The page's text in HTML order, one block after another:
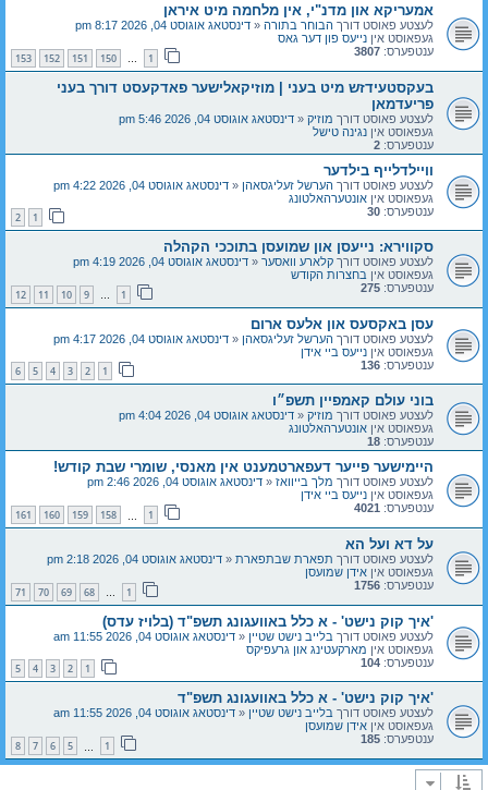
אמעריקא און מדנ"י, אין מלחמה מיט איראן
לעצטע פאוסט דורך הבוחר בתורה « דינסטאג אוגוסט 04, 2026 8:17 pm
געפאוסט אין נייעס פון דער גאס
ענטפערס: 3807
1
…
150
151
152
153
בעקסטעידזש מיט בעני | מוזיקאלישער פאדקעסט דורך בעני
פריעדמאן
לעצטע פאוסט דורך מוזיק « דינסטאג אוגוסט 04, 2026 5:46 pm
געפאוסט אין נגינה טישל
ענטפערס: 2
וויילדלייף בילדער
לעצטע פאוסט דורך הערשל זעליגסאהן « דינסטאג אוגוסט 04, 2026 4:22 pm
געפאוסט אין אונטערהאלטונג
ענטפערס: 30
1
2
סקווירא: נייעסן און שמועסן בתוככי הקהלה
לעצטע פאוסט דורך קלארע וואסער « דינסטאג אוגוסט 04, 2026 4:19 pm
געפאוסט אין בחצרות הקודש
ענטפערס: 275
1
…
9
10
11
12
עסן באקסעס און אלעס ארום
לעצטע פאוסט דורך הערשל זעליגסאהן « דינסטאג אוגוסט 04, 2026 4:17 pm
געפאוסט אין נייעס ביי אידן
ענטפערס: 136
1
2
3
4
5
6
בוני עולם קאמפיין תשפ״ו
לעצטע פאוסט דורך מוזיק « דינסטאג אוגוסט 04, 2026 4:04 pm
געפאוסט אין אונטערהאלטונג
ענטפערס: 18
היימישער פייער דעפארטמענט אין מאנסי, שומרי שבת קודש!
לעצטע פאוסט דורך מלך בייוואז « דינסטאג אוגוסט 04, 2026 2:46 pm
געפאוסט אין נייעס ביי אידן
ענטפערס: 4021
1
158
159
160
161
על דא ועל הא
לעצטע פאוסט דורך תפארת שבתפארת « דינסטאג אוגוסט 04, 2026 2:18 pm
געפאוסט אין אידן שמועסן
ענטפערס: 1756
1
…
68
69
70
71
'איך קוק נישט' - א כלל באוועגונג תשפ"ד (בלויז עדס)
לעצטע פאוסט דורך בלייב נישט שטיין « דינסטאג אוגוסט 04, 2026 11:55 am
געפאוסט אין מארקעטינג און גרעפיקס
ענטפערס: 104
1
2
3
4
5
'איך קוק נישט' - א כלל באוועגונג תשפ"ד
לעצטע פאוסט דורך בלייב נישט שטיין « דינסטאג אוגוסט 04, 2026 11:55 am
געפאוסט אין אידן שמועסן
ענטפערס: 185
1
5
6
7
8